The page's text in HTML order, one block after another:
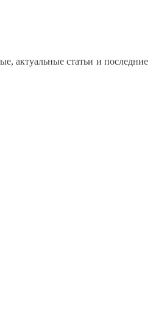
актуальные статьи и последние